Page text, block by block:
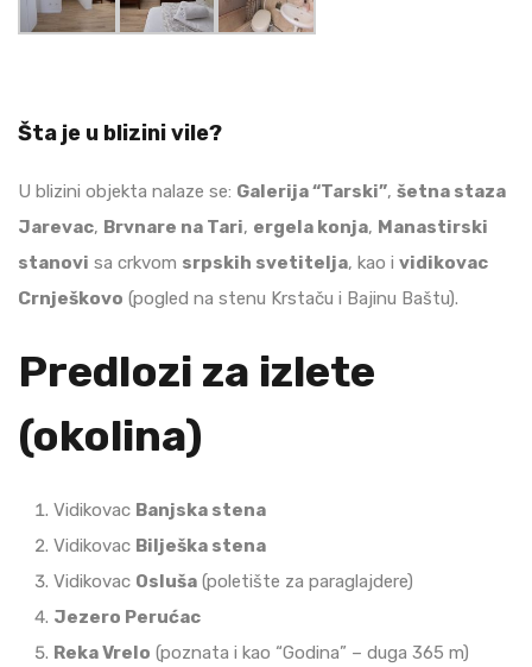
Šta je u blizini vile?
U blizini objekta nalaze se: Galerija “Tarski”, šetna staza
Jarevac, Brvnare na Tari, ergela konja, Manastirski
stanovi sa crkvom srpskih svetitelja, kao i vidikovac
Crnješkovo (pogled na stenu Krstaču i Bajinu Baštu).
Predlozi za izlete
(okolina)
Vidikovac Banjska stena
Vidikovac Bilješka stena
Vidikovac Osluša (poletište za paraglajdere)
Jezero Perućac
Reka Vrelo (poznata i kao “Godina” – duga 365 m)